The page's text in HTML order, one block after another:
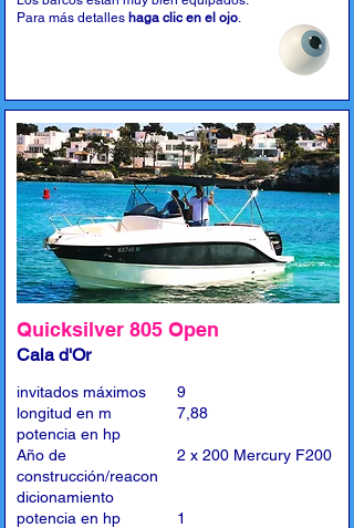
Para más detalles haga clic en el ojo.
Quicksilver 805 Open
Cala d'Or
invitados máximos
longitud en m
potencia en hp
Año de
construcción/reacon
dicionamiento
potencia en hp
9
7,88
2 x 200 Mercury F200
1